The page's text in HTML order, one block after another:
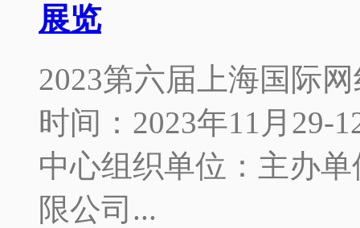
展览
2023第六届上海国际
时间：2023年11月29-
中心组织单位：主办
限公司...